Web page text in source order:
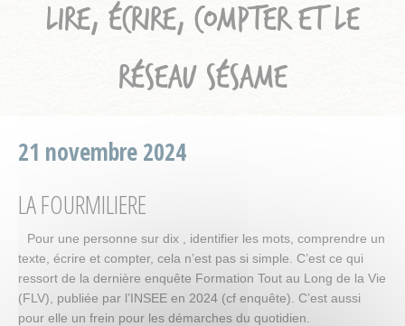
LIRE, ÉCRIRE, COMPTER ET LE
RÉSEAU SÉSAME
21 novembre 2024
LA FOURMILIERE
Pour une personne sur dix , identifier les mots, comprendre un
texte, écrire et compter, cela n’est pas si simple. C’est ce qui
ressort de la dernière enquête Formation Tout au Long de la Vie
(FLV), publiée par l’INSEE en 2024 (cf enquête). C’est aussi
pour elle un frein pour les démarches du quotidien.